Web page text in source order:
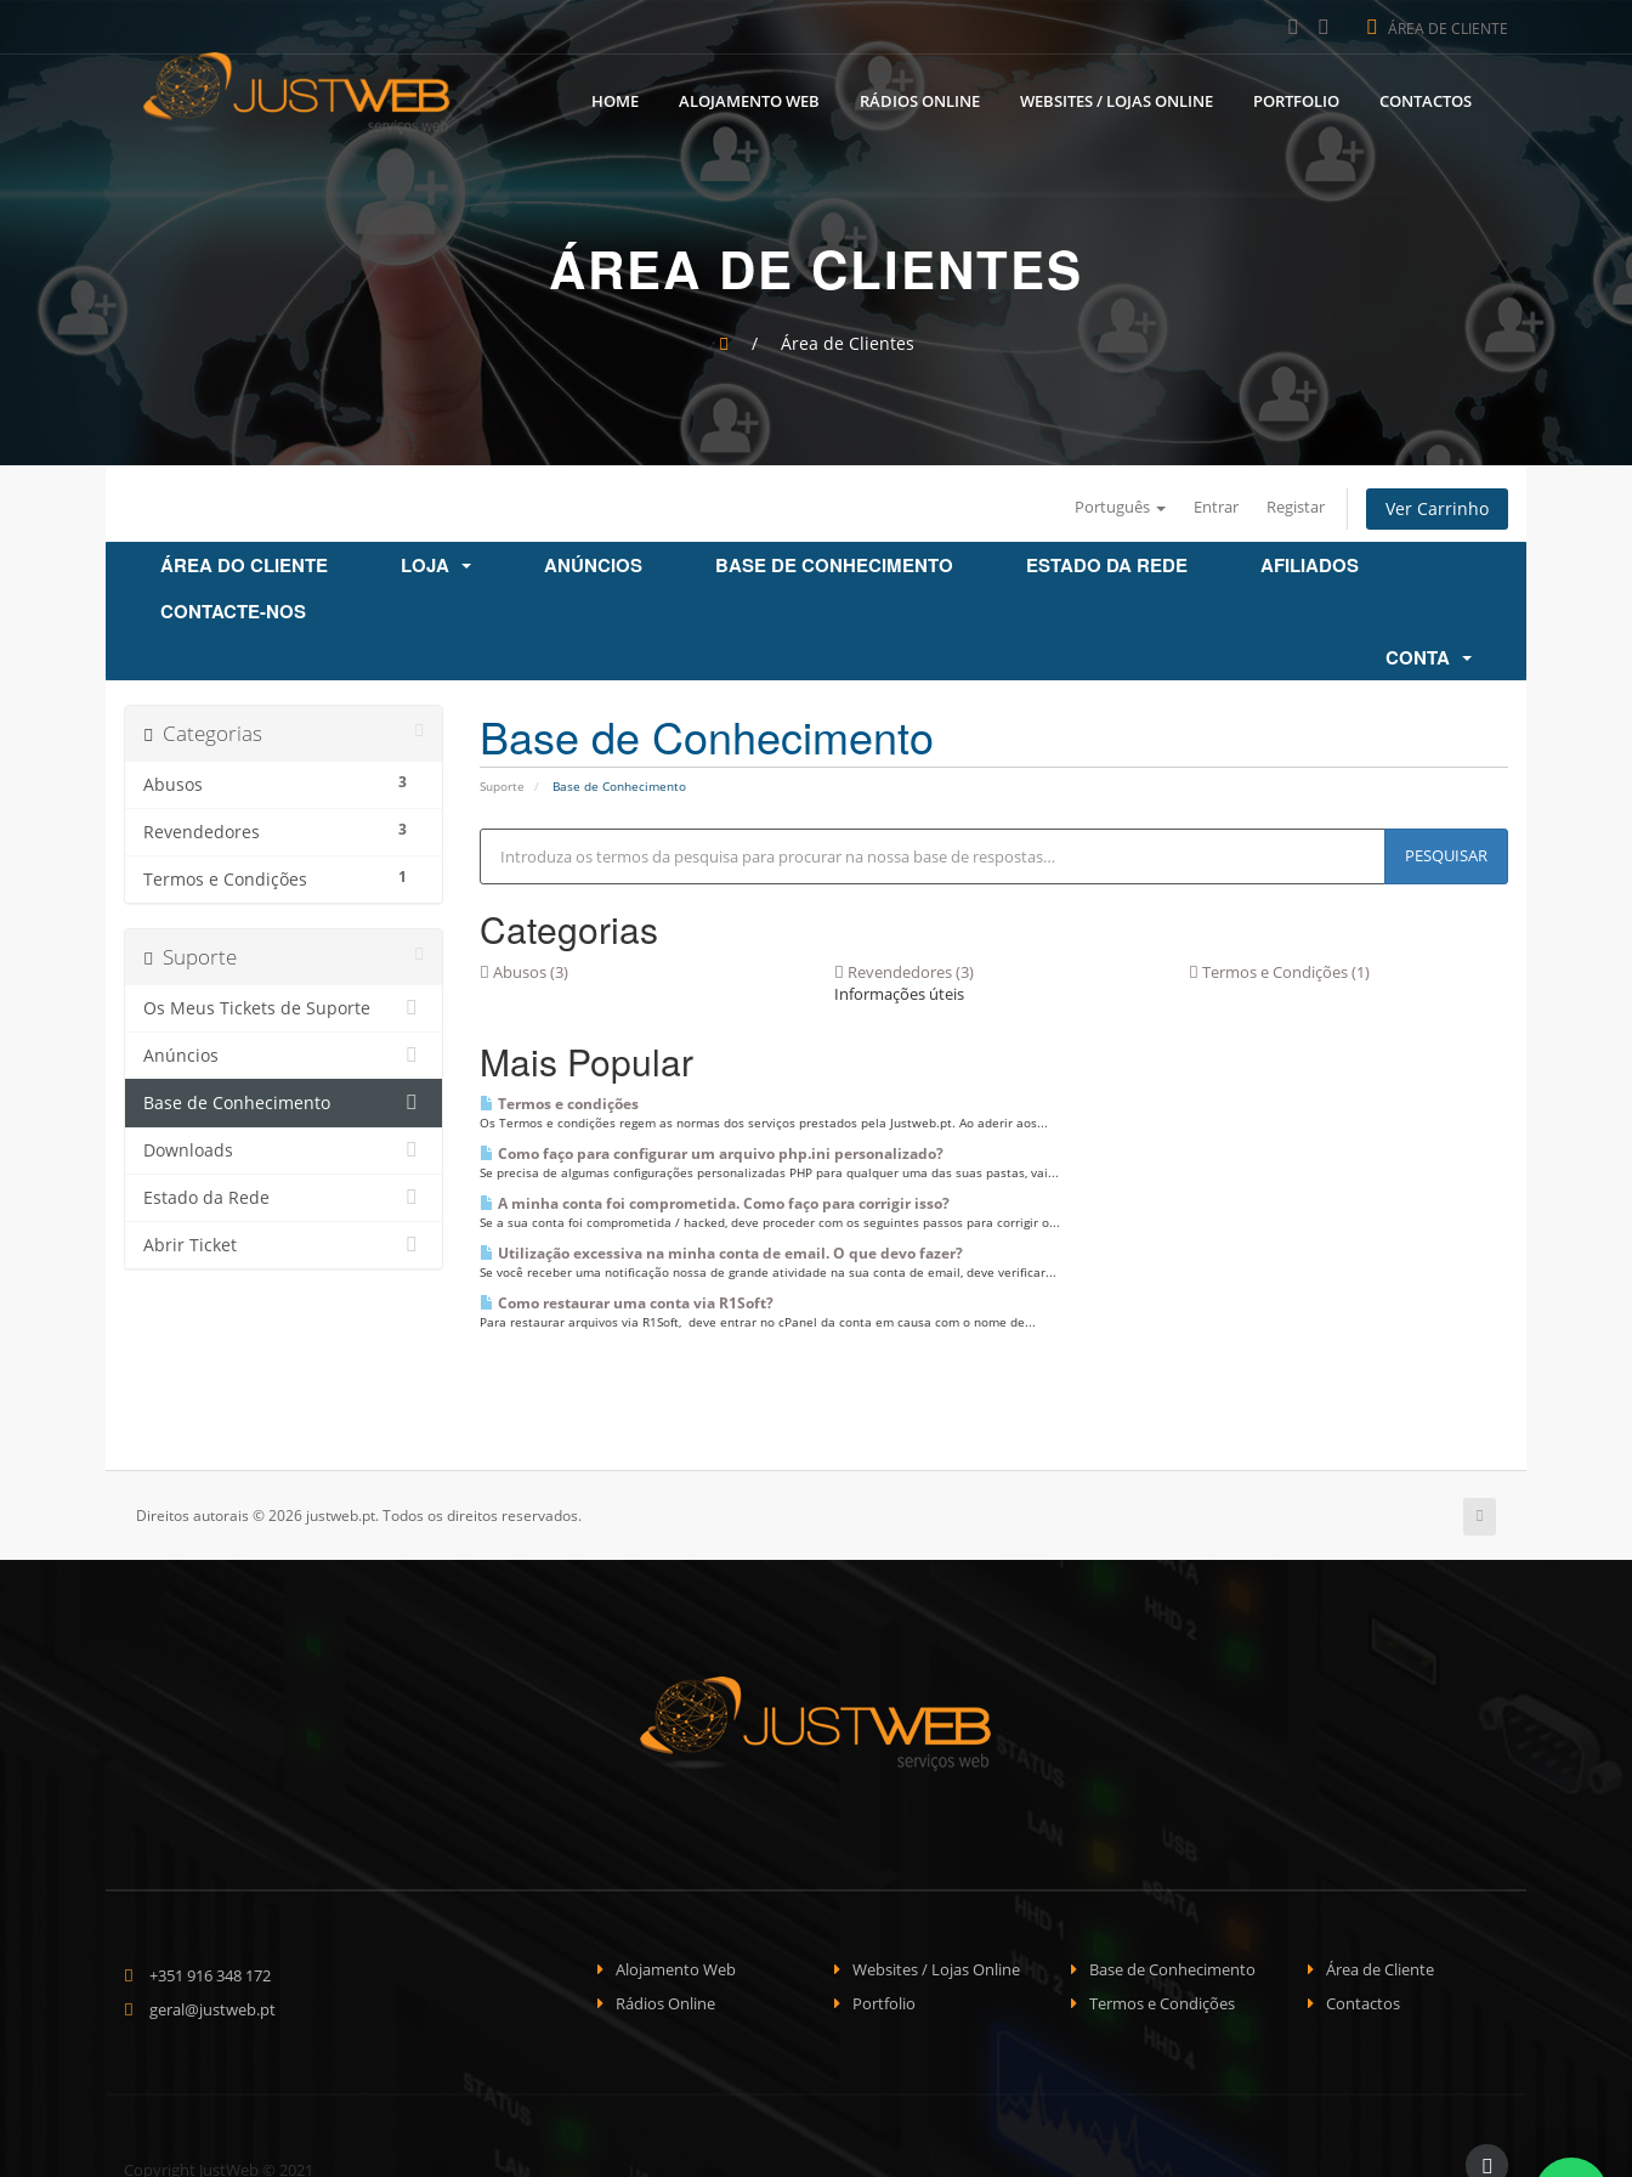
ÁREA DE CLIENTE
HOME ALOJAMENTO WEB RÁDIOS ONLINE WEBSITES / LOJAS ONLINE PORTFOLIO CONTACTOS
ÁREA DE CLIENTES
/ Área de Clientes
Português Entrar Registar Ver Carrinho
ÁREA DO CLIENTE LOJA ANÚNCIOS BASE DE CONHECIMENTO ESTADO DA REDE
AFILIADOS
CONTACTE-NOS
CONTA
Base de Conhecimento
Suporte Base de Conhecimento
Categorias
3
Abusos
3
Revendedores
1
Termos e Condições
Categorias
Abusos (3)
Revendedores (3)
Informações úteis
Termos e Condições (1)
Mais Popular
Termos e condições
Os Termos e condições regem as normas dos serviços prestados pela Justweb.pt. Ao aderir aos...
Como faço para configurar um arquivo php.ini personalizado?
Se precisa de algumas configurações personalizadas PHP para qualquer uma das suas pastas, vai...
A minha conta foi comprometida. Como faço para corrigir isso?
Se a sua conta foi comprometida / hacked, deve proceder com os seguintes passos para corrigir o...
Utilização excessiva na minha conta de email. O que devo fazer?
Se você receber uma notificação nossa de grande atividade na sua conta de email, deve verificar...
Como restaurar uma conta via R1Soft?
Para restaurar arquivos via R1Soft, deve entrar no cPanel da conta em causa com o nome de...
Suporte
Os Meus Tickets de Suporte
Anúncios
Base de Conhecimento
Downloads
Estado da Rede
Abrir Ticket
Direitos autorais © 2026 justweb.pt. Todos os direitos reservados.
+351 916 348 172
geral@justweb.pt
Alojamento Web
Rádios Online
Websites / Lojas Online
Portfolio
Base de Conhecimento
Termos e Condições
Área de Cliente
Contactos
Copyright JustWeb © 2021